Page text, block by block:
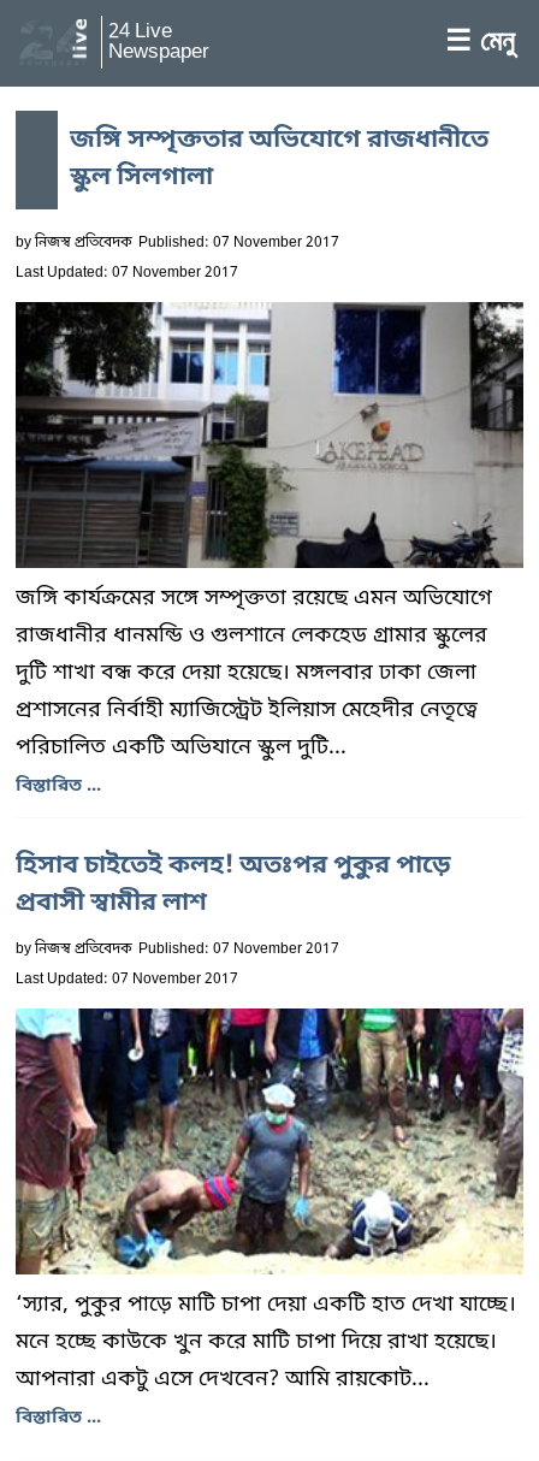
24 Live
Newspaper ☰ মেনু
জঙ্গি সম্পৃক্ততার অভিযোগে রাজধানীতে
স্কুল সিলগালা
byনিজস্ব প্রতিবেদক Published: 07 November 2017
Last Updated: 07 November 2017
জঙ্গি কার্যক্রমের সঙ্গে সম্পৃক্ততা রয়েছে এমন অভিযোগে
রাজধানীর ধানমন্ডি ও গুলশানে লেকহেড গ্রামার স্কুলের
দুটি শাখা বন্ধ করে দেয়া হয়েছে। মঙ্গলবার ঢাকা জেলা
প্রশাসনের নির্বাহী ম্যাজিস্ট্রেট ইলিয়াস মেহেদীর নেতৃত্বে
পরিচালিত একটি অভিযানে স্কুল দুটি...
বিস্তারিত ...
হিসাব চাইতেই কলহ! অতঃপর পুকুর পাড়ে
প্রবাসী স্বামীর লাশ
byনিজস্ব প্রতিবেদক Published: 07 November 2017
Last Updated: 07 November 2017
‘স্যার, পুকুর পাড়ে মাটি চাপা দেয়া একটি হাত দেখা যাচ্ছে।
মনে হচ্ছে কাউকে খুন করে মাটি চাপা দিয়ে রাখা হয়েছে।
আপনারা একটু এসে দেখবেন? আমি রায়কোট...
বিস্তারিত ...